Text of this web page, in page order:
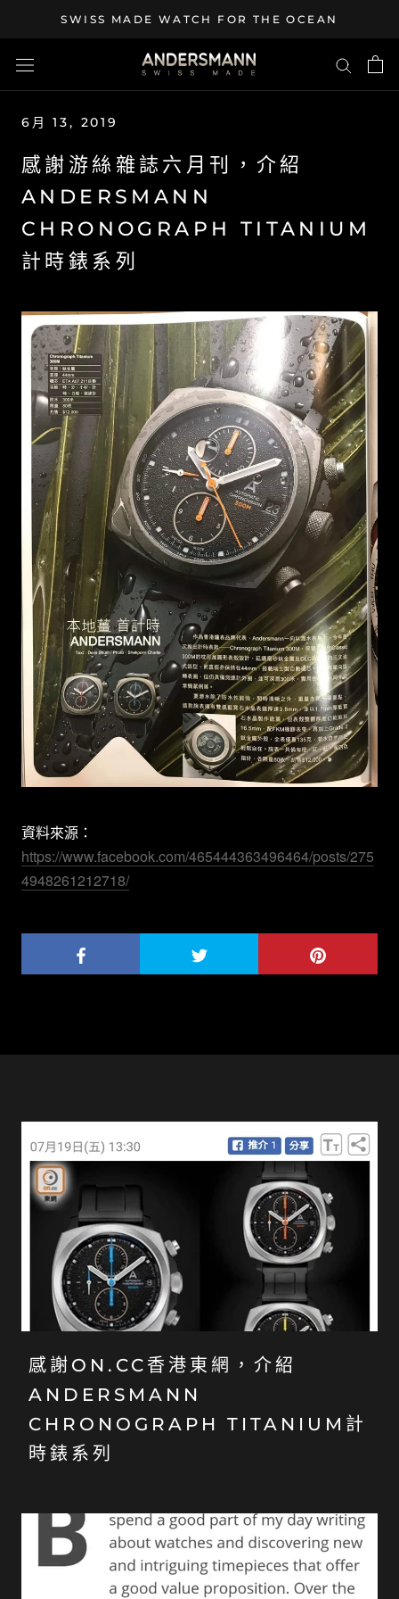
content
SWISS MADE WATCH FOR THE OCEAN
6月 13, 2019
感謝游絲雜誌六月刊，介紹
ANDERSMANN
CHRONOGRAPH TITANIUM
計時錶系列
資料來源：
https://www.facebook.com/465444363496464/posts/275
4948261212718/
感謝ON.CC香港東網，介紹
ANDERSMANN
CHRONOGRAPH TITANIUM計
時錶系列